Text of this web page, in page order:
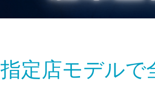
指定店モデルで